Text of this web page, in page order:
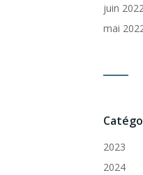
juin
mai
2023
2024